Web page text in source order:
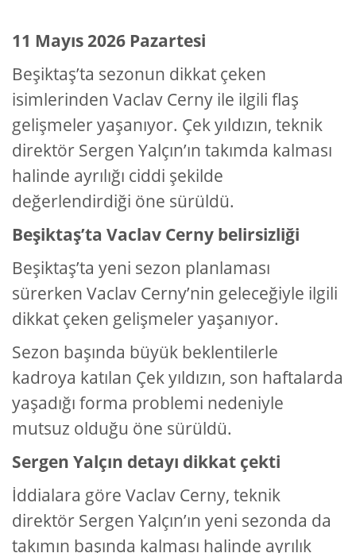
11 Mayıs 2026 Pazartesi
Beşiktaş’ta sezonun dikkat çeken
isimlerinden Vaclav Cerny ile ilgili flaş
gelişmeler yaşanıyor. Çek yıldızın, teknik
direktör Sergen Yalçın’ın takımda kalması
halinde ayrılığı ciddi şekilde
değerlendirdiği öne sürüldü.
Beşiktaş’ta Vaclav Cerny belirsizliği
Beşiktaş’ta yeni sezon planlaması
sürerken Vaclav Cerny’nin geleceğiyle ilgili
dikkat çeken gelişmeler yaşanıyor.
Sezon başında büyük beklentilerle
kadroya katılan Çek yıldızın, son haftalarda
yaşadığı forma problemi nedeniyle
mutsuz olduğu öne sürüldü.
Sergen Yalçın detayı dikkat çekti
İddialara göre Vaclav Cerny, teknik
direktör Sergen Yalçın’ın yeni sezonda da
takımın başında kalması halinde ayrılık